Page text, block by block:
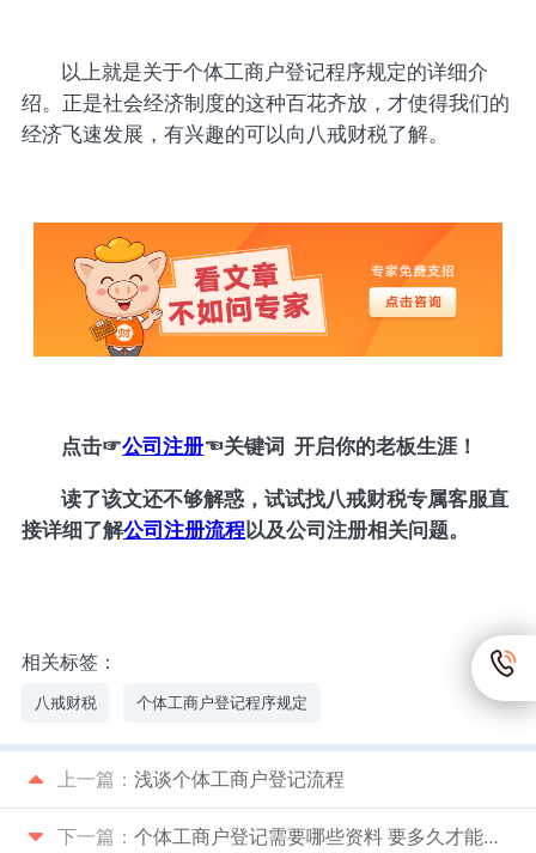
以上就是关于个体工商户登记程序规定的详细介
绍。正是社会经济制度的这种百花齐放，才使得我们的
经济飞速发展，有兴趣的可以向八戒财税了解。
点击☞公司注册☜关键词 开启你的老板生涯！
读了该文还不够解惑，试试找八戒财税专属客服直
接详细了解公司注册流程以及公司注册相关问题。
相关标签：
八戒财税 个体工商户登记程序规定
上一篇： 浅谈个体工商户登记流程
下一篇： 个体工商户登记需要哪些资料 要多久才能下来